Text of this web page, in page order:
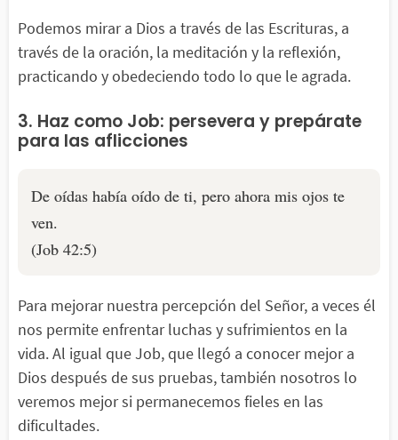
Podemos mirar a Dios a través de las Escrituras, a
través de la oración, la meditación y la reflexión,
practicando y obedeciendo todo lo que le agrada.
3. Haz como Job: persevera y prepárate
para las aflicciones
De oídas había oído de ti, pero ahora mis ojos te
ven.
(Job 42:5)
Para mejorar nuestra percepción del Señor, a veces él
nos permite enfrentar luchas y sufrimientos en la
vida. Al igual que Job, que llegó a conocer mejor a
Dios después de sus pruebas, también nosotros lo
veremos mejor si permanecemos fieles en las
dificultades.